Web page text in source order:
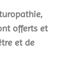
offerts et
et de